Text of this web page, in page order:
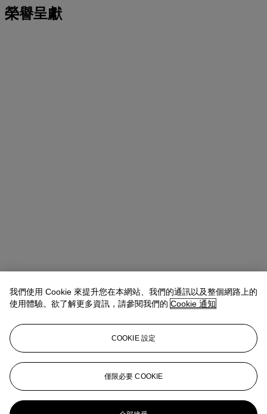
榮譽呈獻
Rachel Ng Specialist, 20th Century Evening Sale
查閱狀況報告或聯絡我們查詢更多拍品資料
rachelng@christies.com+1 646 830-5465
登入
View Condition Report
更多來自 戰後至今
我們使用 Cookie 來提升您在本網站、我們的通訊以及整個網路上的
使用體驗。欲了解更多資訊，請參閱我們的 Cookie 通知
COOKIE 設定
僅限必要 COOKIE